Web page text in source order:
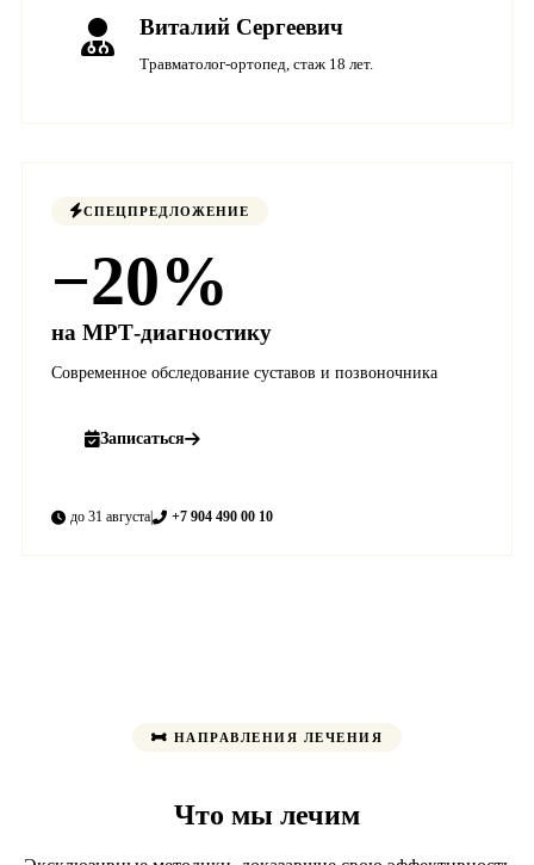
Виталий Сергеевич
Травматолог-ортопед, стаж 18 лет.
СПЕЦПРЕДЛОЖЕНИЕ
−20%
на МРТ-диагностику
Современное обследование суставов и позвоночника
Записаться
до 31 августа +7 904 490 00 10
НАПРАВЛЕНИЯ ЛЕЧЕНИЯ
Что мы лечим